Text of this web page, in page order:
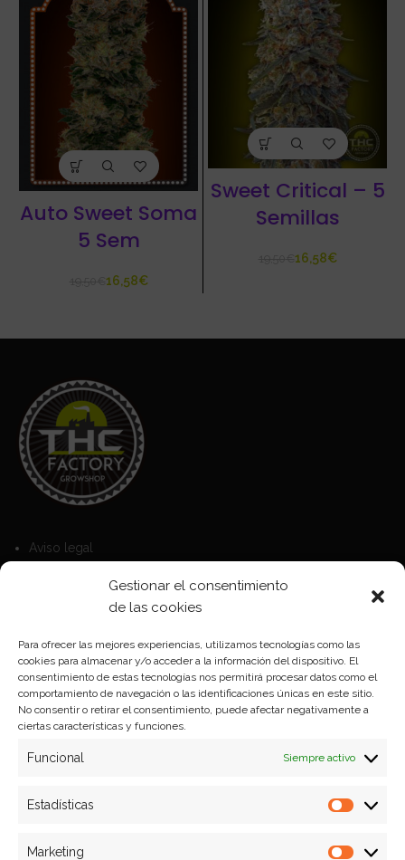
Gestionar el consentimiento
de las cookies
Para ofrecer las mejores experiencias, utilizamos tecnologías como las
cookies para almacenar y/o acceder a la información del dispositivo. El
consentimiento de estas tecnologías nos permitirá procesar datos como el
comportamiento de navegación o las identificaciones únicas en este sitio.
No consentir o retirar el consentimiento, puede afectar negativamente a
ciertas características y funciones.
Funcional Siempre activo
Estadísticas
Marketing
Auto Sweet Soma
5 Sem
16,58€
Sweet Critical – 5
Semillas
16,58€
Aviso legal
Política de Cookies
Política de privacidad
Formas de pago
Plazos y condiciones de envio
Politica de devoluciones